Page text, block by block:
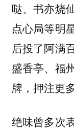
哒、书亦烧
点心局等明
后投了阿满
盛香亭、福
牌，押注更
绝味曾多次